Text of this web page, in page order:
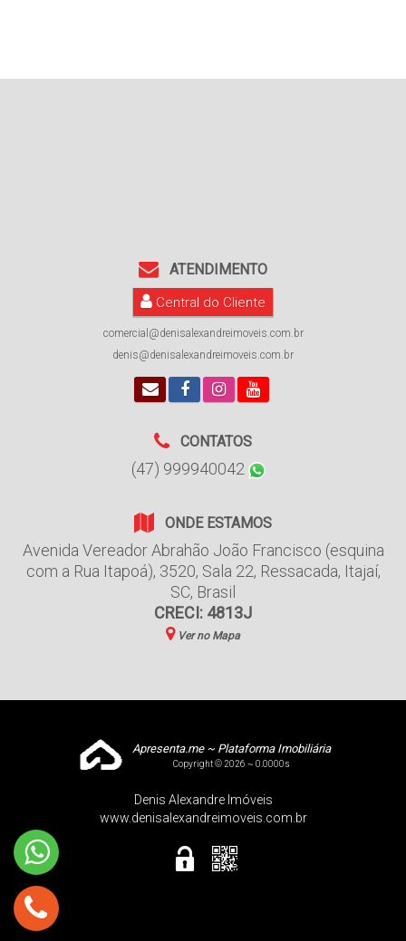
ATENDIMENTO
Central do Cliente
comercial@denisalexandreimoveis.com.br
denis@denisalexandreimoveis.com.br
CONTATOS
(47) 999940042
ONDE ESTAMOS
Avenida Vereador Abrahão João Francisco (esquina
com a Rua Itapoá), 3520, Sala 22, Ressacada, Itajaí,
SC, Brasil
CRECI: 4813J
Ver no Mapa
Apresenta.me ~ Plataforma Imobiliária
Copyright © 2026 ~ 0.0000s
Denis Alexandre Imóveis
www.denisalexandreimoveis.com.br